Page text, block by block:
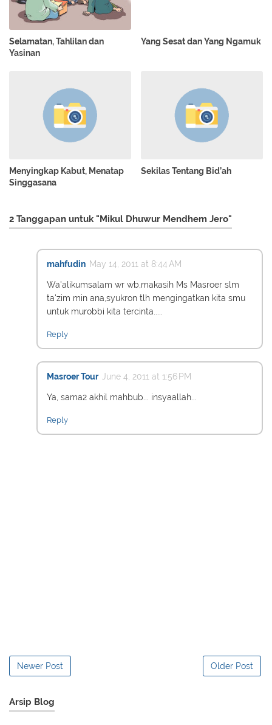
Selamatan, Tahlilan dan
Yasinan
Yang Sesat dan Yang Ngamuk
Menyingkap Kabut, Menatap
Singgasana
Sekilas Tentang Bid’ah
2 Tanggapan untuk "Mikul Dhuwur Mendhem Jero"
mahfudin May 14, 2011 at 8:44 AM
Wa'alikumsalam wr wb,makasih Ms Masroer slm
ta'zim min ana,syukron tlh mengingatkan kita smu
untuk murobbi kita tercinta.....
Reply
Masroer Tour June 4, 2011 at 1:56 PM
Ya, sama2 akhil mahbub... insyaallah...
Reply
Newer Post Older Post
Arsip Blog